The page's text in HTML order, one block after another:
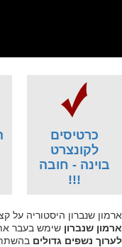
כרטיסים
לקונצרט
בוינה - חובה
!!!
ארמון שנברון היסטוריה על
ארמון שנברון שימש בעבר
לערוך נשפים גדולים